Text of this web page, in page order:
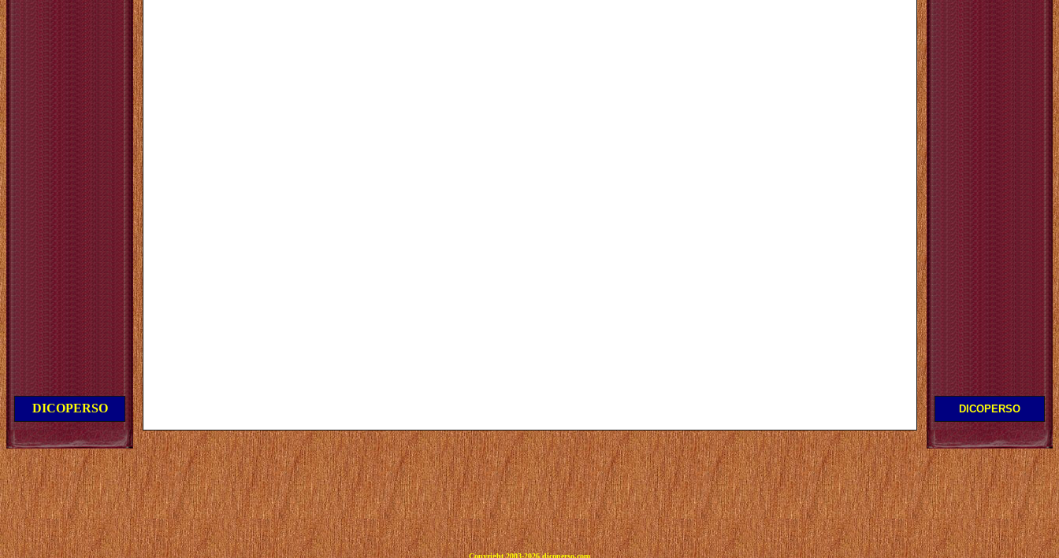
DICOPERSO DICOPERSO
Copyright 2003-2026 dicoperso.com